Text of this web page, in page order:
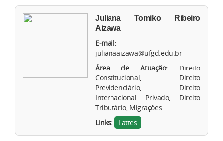
Juliana Tomiko Ribeiro
Aizawa
E-mail:
julianaaizawa@ufgd.edu.br
Área de Atuação:
Direito
Constitucional, Direito
Previdenciário, Direito
Internacional Privado, Direito
Tributário, Migrações
Links:
Lattes